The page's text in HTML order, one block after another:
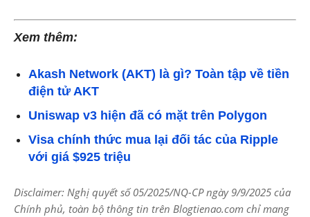
Xem thêm:
Akash Network (AKT) là gì? Toàn tập về tiền
điện tử AKT
Uniswap v3 hiện đã có mặt trên Polygon
Visa chính thức mua lại đối tác của Ripple
với giá $925 triệu
Disclaimer: Nghị quyết số 05/2025/NQ-CP ngày 9/9/2025 của
Chính phủ, toàn bộ thông tin trên Blogtienao.com chỉ mang